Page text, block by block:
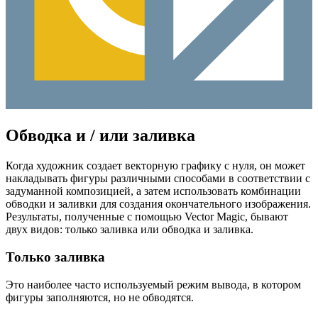
Обводка и / или заливка
Когда художник создает векторную графику с нуля, он может
накладывать фигуры различными способами в соответствии с
задуманной композицией, а затем использовать комбинации
обводки и заливки для создания окончательного изображения.
Результаты, полученные с помощью Vector Magic, бывают
двух видов: только заливка или обводка и заливка.
Только заливка
Это наиболее часто используемый режим вывода, в котором
фигуры заполняются, но не обводятся.